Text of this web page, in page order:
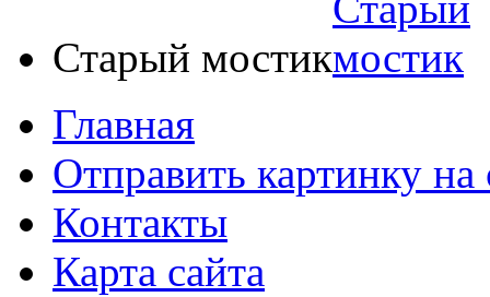
Старый мостик
Главная
Отправить картинку на
Контакты
Карта сайта